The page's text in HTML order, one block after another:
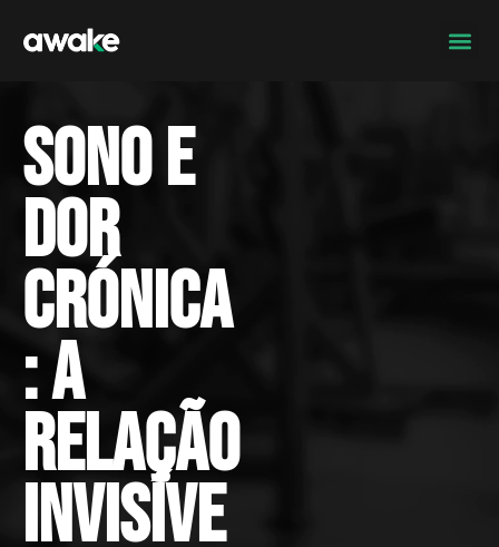
Sono e
dor
crónica
: a
relação
invisíve